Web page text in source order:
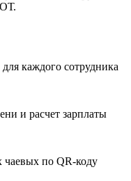
каждого сотрудника
и расчет зарплаты
чаевых по QR-коду